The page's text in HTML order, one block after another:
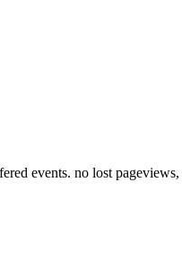
events. no lost pageviews,